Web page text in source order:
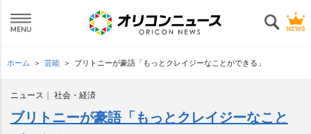
ホーム 芸能 ブリトニーが豪語「もっとクレイジーなことができる」
ニュース 社会・経済
ブリトニーが豪語「もっとクレイジーなこと